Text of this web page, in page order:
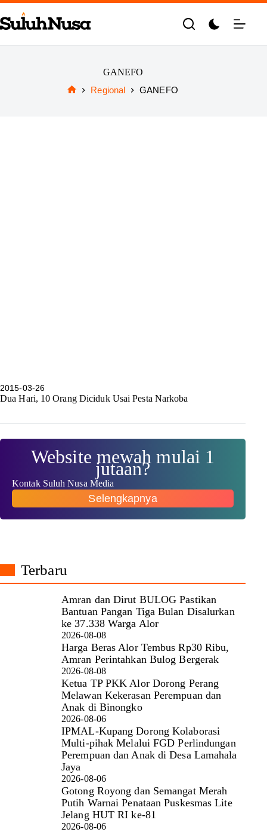
Skip
to
content
GANEFO
Regional GANEFO
2015-03-26
Dua Hari, 10 Orang Diciduk Usai Pesta Narkoba
Website mewah mulai 1
jutaan?
Kontak Suluh Nusa Media
Selengkapnya
Terbaru
Amran dan Dirut BULOG Pastikan
Bantuan Pangan Tiga Bulan Disalurkan
ke 37.338 Warga Alor
2026-08-08
Harga Beras Alor Tembus Rp30 Ribu,
Amran Perintahkan Bulog Bergerak
2026-08-08
Ketua TP PKK Alor Dorong Perang
Melawan Kekerasan Perempuan dan
Anak di Binongko
2026-08-06
IPMAL-Kupang Dorong Kolaborasi
Multi-pihak Melalui FGD Perlindungan
Perempuan dan Anak di Desa Lamahala
Jaya
2026-08-06
Gotong Royong dan Semangat Merah
Putih Warnai Penataan Puskesmas Lite
Jelang HUT RI ke-81
2026-08-06